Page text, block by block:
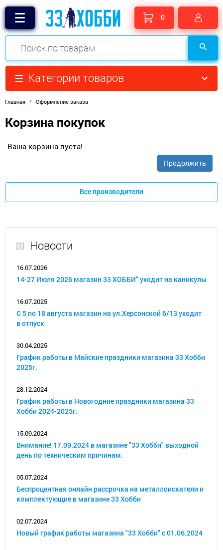
0
Категории товаров
Главная Оформление заказа
Корзина покупок
Ваша корзина пуста!
Продолжить
Все производители
Новости
16.07.2026
14-27 Июля 2026 магазин 33 ХОББИ" уходит на каникулы
16.07.2025
С 5 по 18 августа магазин на ул.Херсонской 6/13 уходит
в отпуск
30.04.2025
График работы в Майские праздники магазина 33 Хобби
2025г.
28.12.2024
График работы в Новогодние праздники магазина 33
Хобби 2024-2025г.
15.09.2024
Внимание! 17.09.2024 в магазине "33 Хобби" выходной
день по техническим причинам.
05.07.2024
Беспроцентная онлайн рассрочка на металлоискатели и
комплектующие в магазине 33 Хобби
02.07.2024
Новый график работы магазина "33 Хобби" с 01.06.2024